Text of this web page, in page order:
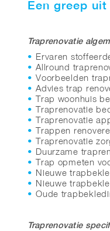
Een greep
Traprenovatie
Ervaren
Allround
Voorbeelden
Advies trap
Trap woonhuis
Traprenovatie
Traprenovatie
Trappen
Traprenovatie
Duurzame
Trap opmeten
Nieuwe
Nieuwe
Oude
Traprenovatie